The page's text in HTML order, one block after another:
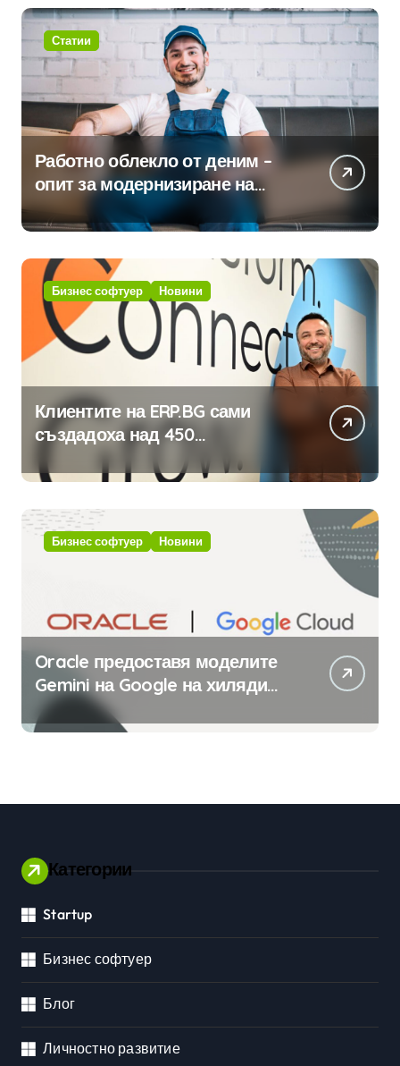
Статии
Работно облекло от деним –
опит за модернизиране на
традицията
Бизнес софтуер Новини
Клиентите на ERP.BG сами
създадоха над 450
приложения за ERP системата
с помощта на вградения в нея
изкуствен интелект
Бизнес софтуер Новини
Oracle предоставя моделите
Gemini на Google на хиляди
клиенти на бизнес
приложения
Категории
Startup
Бизнес софтуер
Блог
Личностно развитие